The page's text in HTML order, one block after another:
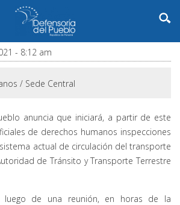
- 8:12 am
/ Sede Central
anuncia que iniciará, a partir de este
de derechos humanos inspecciones
actual de circulación del transporte
de Tránsito y Transporte Terrestre
luego de una reunión, en horas de la